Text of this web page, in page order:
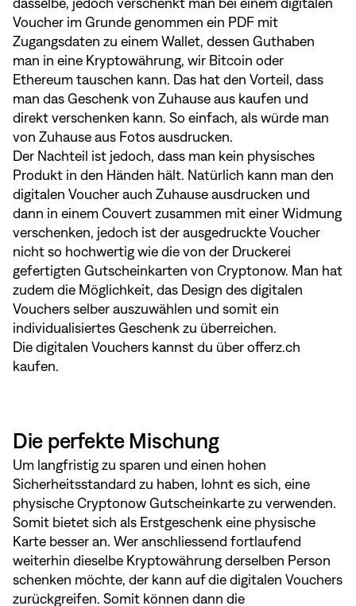
dasselbe, jedoch verschenkt man bei einem digitalen
Voucher im Grunde genommen ein PDF mit
Zugangsdaten zu einem Wallet, dessen Guthaben
man in eine Kryptowährung, wir Bitcoin oder
Ethereum tauschen kann. Das hat den Vorteil, dass
man das Geschenk von Zuhause aus kaufen und
direkt verschenken kann. So einfach, als würde man
von Zuhause aus Fotos ausdrucken.
Der Nachteil ist jedoch, dass man kein physisches
Produkt in den Händen hält. Natürlich kann man den
digitalen Voucher auch Zuhause ausdrucken und
dann in einem Couvert zusammen mit einer Widmung
verschenken, jedoch ist der ausgedruckte Voucher
nicht so hochwertig wie die von der Druckerei
gefertigten Gutscheinkarten von Cryptonow. Man hat
zudem die Möglichkeit, das Design des digitalen
Vouchers selber auszuwählen und somit ein
individualisiertes Geschenk zu überreichen.
Die digitalen Vouchers kannst du über offerz.ch
kaufen.
Die perfekte Mischung
Um langfristig zu sparen und einen hohen
Sicherheitsstandard zu haben, lohnt es sich, eine
physische Cryptonow Gutscheinkarte zu verwenden.
Somit bietet sich als Erstgeschenk eine physische
Karte besser an. Wer anschliessend fortlaufend
weiterhin dieselbe Kryptowährung derselben Person
schenken möchte, der kann auf die digitalen Vouchers
zurückgreifen. Somit können dann die